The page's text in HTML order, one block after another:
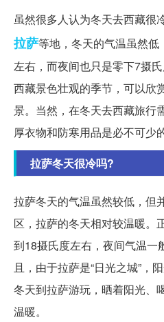
虽然很多人认为冬天去西藏很
拉萨等地，冬天的气温虽然
左右，而夜间也只是零下7摄
西藏景色壮观的季节，可以欣
景。当然，在冬天去西藏旅行
厚衣物和防寒用品是必不可少的
拉萨冬天很冷吗?
拉萨冬天的气温虽然较低，但
区，拉萨的冬天相对较温暖。
到18摄氏度左右，夜间气温一
且，由于拉萨是“日光之城”，
冬天到拉萨游玩，晒着阳光、
温暖。